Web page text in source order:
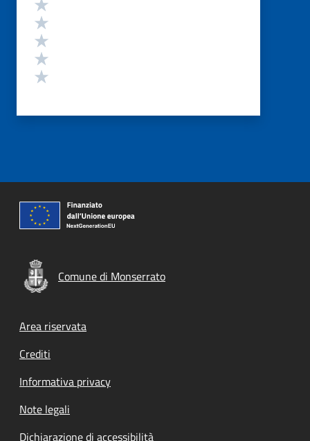
Comune di Monserrato
Footer menu
Area riservata
Crediti
Informativa privacy
Note legali
Dichiarazione di accessibilità